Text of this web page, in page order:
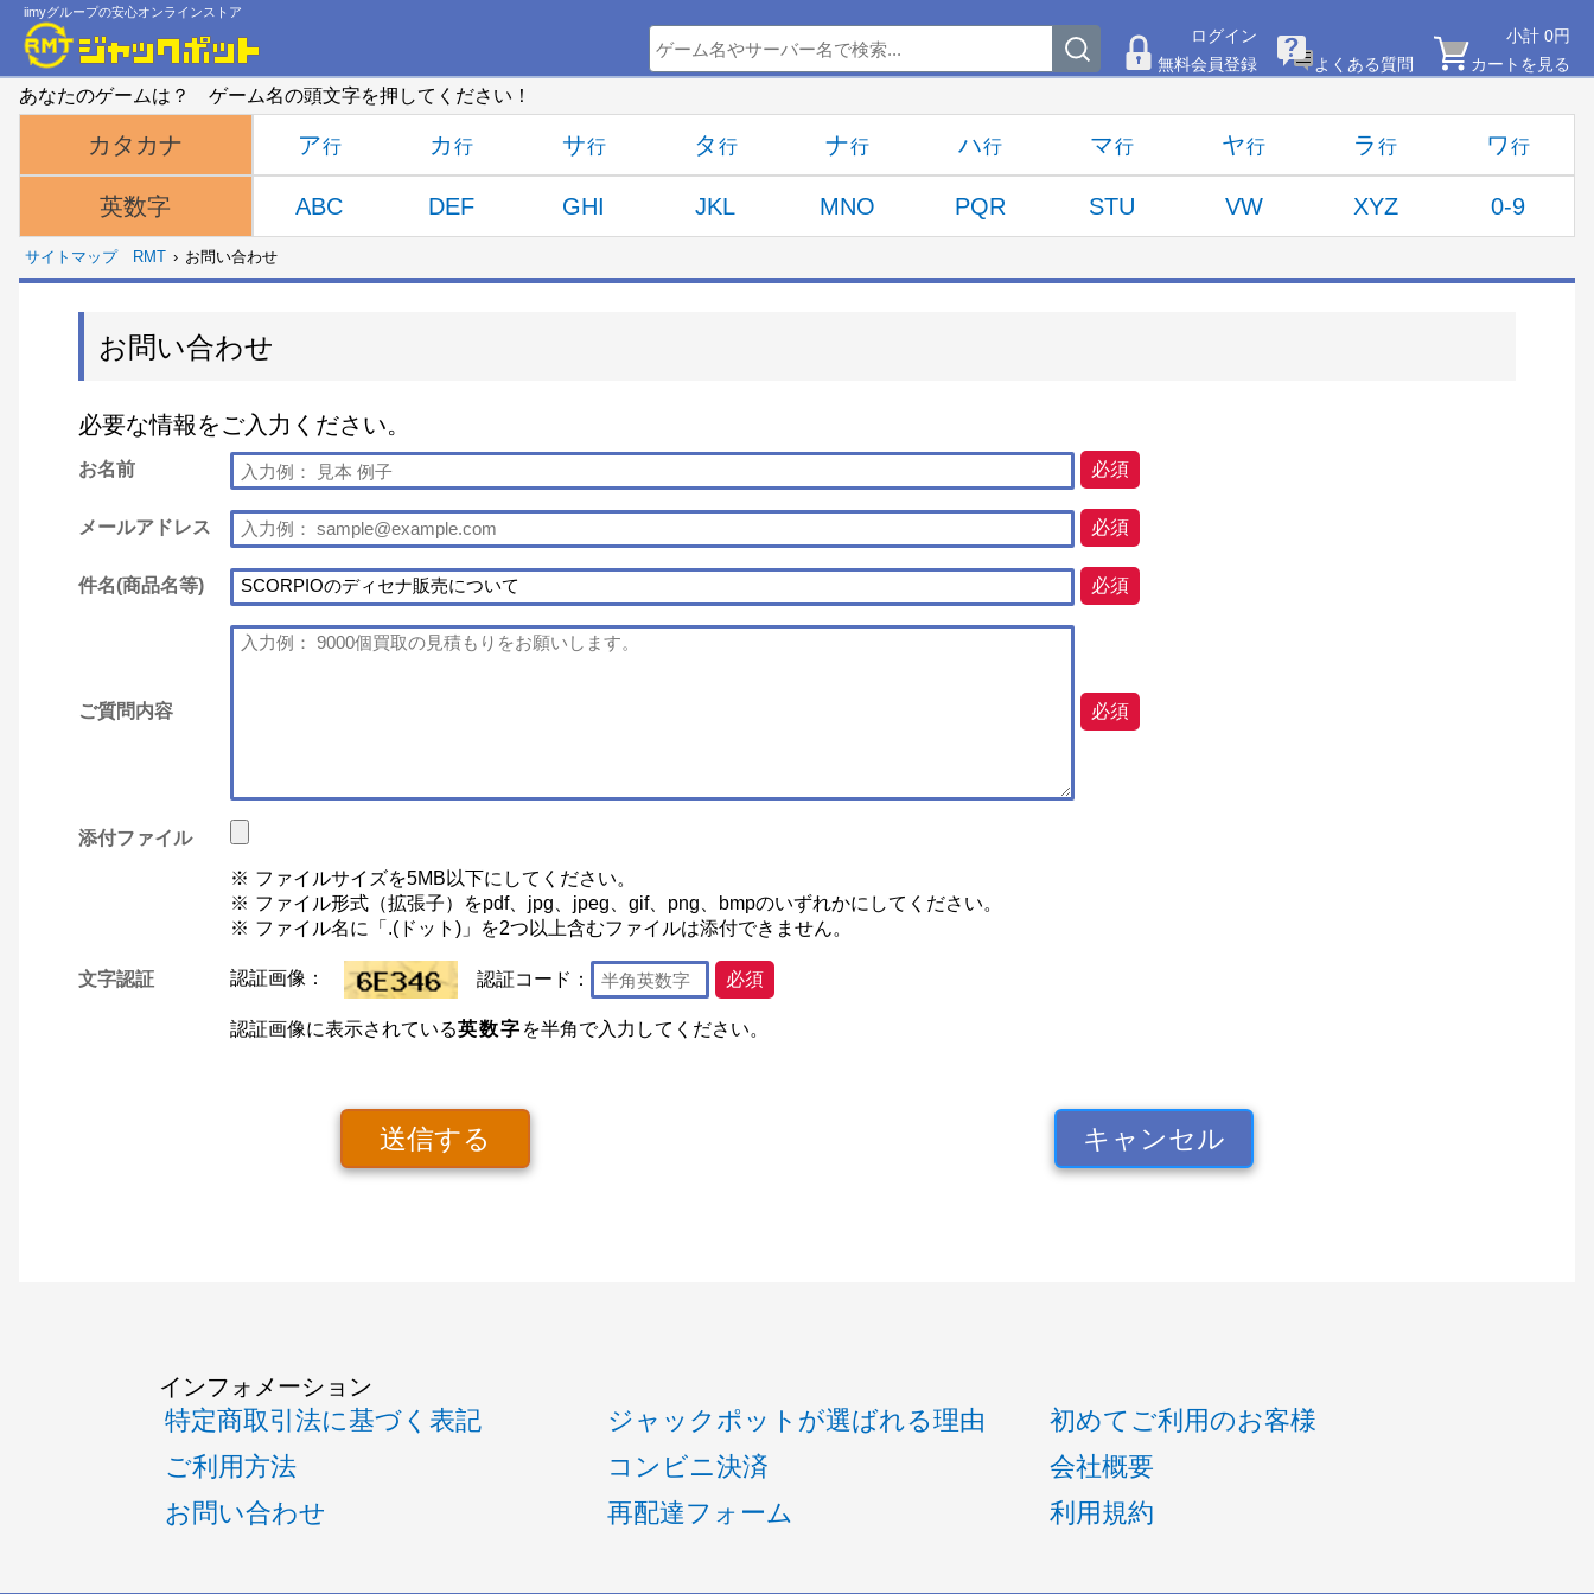
iimyグループの安心オンラインストア
ログイン
無料会員登録
よくある質問
小計 0円
カートを見る
あなたのゲームは？ ゲーム名の頭文字を押してください！
カタカナ
英数字
ア カ サ タ ナ ハ マ ヤ ラ ワ
ABC DEF GHI JKL MNO PQR STU VW XYZ 0-9
サイトマップ RMT お問い合わせ
お問い合わせ
必要な情報をご入力ください。
お名前 必須
メールアドレス 必須
件名(商品名等) 必須
ご質問内容 必須
添付ファイル
ファイルサイズを5MB以下にしてください。
ファイル形式（拡張子）をpdf、jpg、jpeg、gif、png、bmpのいずれかにしてください。
ファイル名に「.(ドット)」を2つ以上含むファイルは添付できません。
文字認証 認証画像： 認証コード： 必須
認証画像に表示されている英数字 を半角で入力してください。
送信する キャンセル
インフォメーション
特定商取引法に基づく表記 ジャックポットが選ばれる理由
初めてご利用のお客様
ご利用方法
コンビニ決済
会社概要
お問い合わせ
再配達フォーム 利用規約